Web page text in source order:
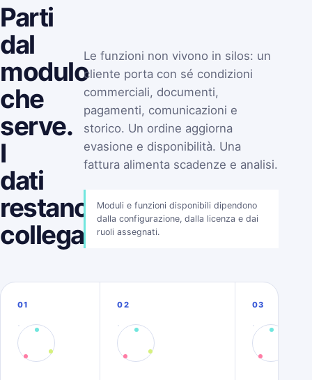
Parti
dal
modulo
che
serve.
I
dati
restano
collegati.
Le funzioni non vivono in silos: un
cliente porta con sé condizioni
commerciali, documenti,
pagamenti, comunicazioni e
storico. Un ordine aggiorna
evasione e disponibilità. Una
fattura alimenta scadenze e analisi.
Moduli e funzioni disponibili dipendono
dalla configurazione, dalla licenza e dai
ruoli assegnati.
01 02 03